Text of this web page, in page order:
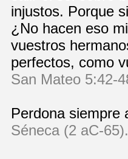
injustos. Porque
¿No hacen eso
vuestros
perfectos, como
San Mateo 5:42-
Perdona siempre
Séneca (2 aC-